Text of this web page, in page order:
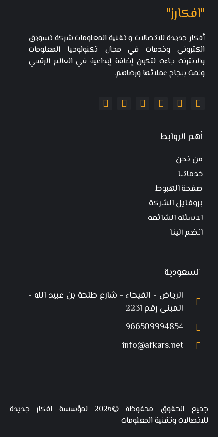
"افكارز"
أفكار جديدة للاتصالات و تقنية المعلومات شركة تسويق
الكتروني وخدمات في مجال تكنولوجيا المعلومات
والانترنت جاءت لتكون إضافة إبداعية في العالم الرقمي
ونمت بنجاح عملائها ورضاهم.
أهم الروابط
من نحن
خدماتنا
صفحة الهبوط
بروفايل الشركة
الاسئله الشائعه
انضم الينا
السعودية
الرياض - الفيحاء - شارع طلحة بن عبيد الله -
المبنى رقم 2231
966509994854
info@afkars.net
جميع الحقوق محفوظة ©2026 لمؤسسة افكار جديدة
للاتصالات وتقنية المعلومات